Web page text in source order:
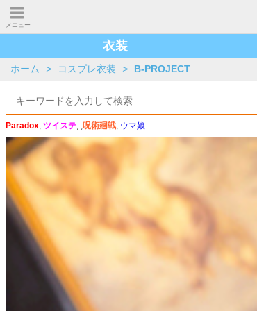
メニュー
衣装
ホーム > コスプレ衣装 > B-PROJECT
Paradox, ツイステ, ,呪術廻戦, ウマ娘